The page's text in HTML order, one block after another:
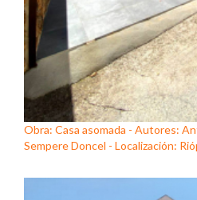
Obra: Casa asomada - Autores:
Sempere Doncel - Localización: